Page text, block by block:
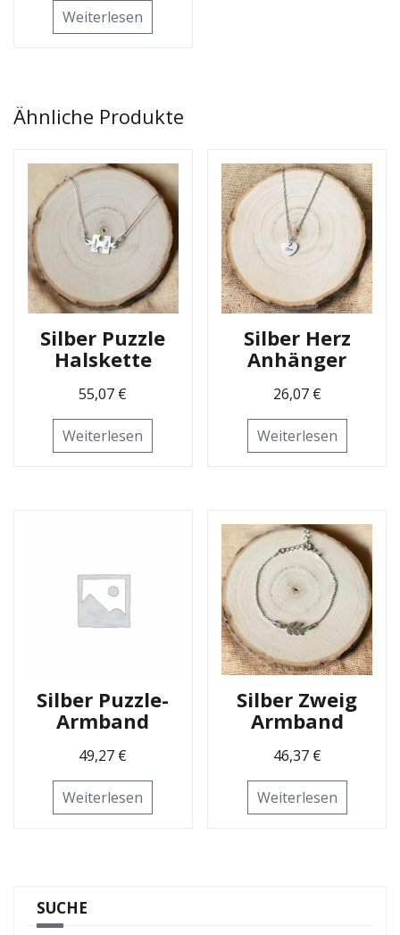
Weiterlesen
Ähnliche Produkte
Silber Puzzle
Halskette
55,07 €
Weiterlesen
Silber Herz
Anhänger
26,07 €
Weiterlesen
Silber Puzzle-
Armband
49,27 €
Weiterlesen
Silber Zweig
Armband
46,37 €
Weiterlesen
SUCHE